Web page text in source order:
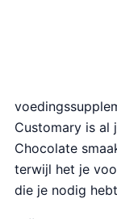
Customary is al
Chocolate
terwijl het je
die je nodig